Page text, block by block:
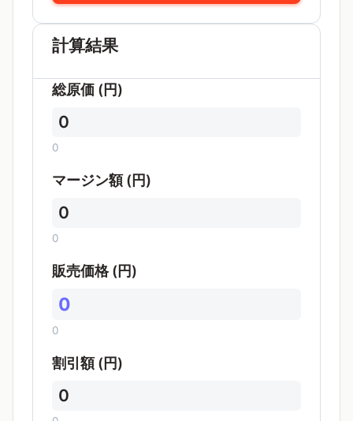
計算結果
総原価 (円)
0
0
マージン額 (円)
0
0
販売価格 (円)
0
0
割引額 (円)
0